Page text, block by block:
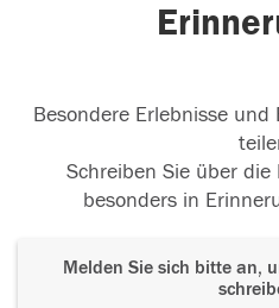
Besondere Erlebnisse
Schreiben Sie über
besonders in
Melden Sie sich bitte an,